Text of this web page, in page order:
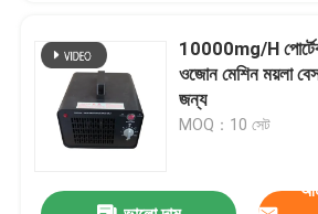
কারখানা ভ্রমণ
মান নিয়ন্ত্রণ
যোগাযোগ করুন
10000mg/H
ওজোন মেশিন ময়লা
জন্য
MOQ：10 সেট